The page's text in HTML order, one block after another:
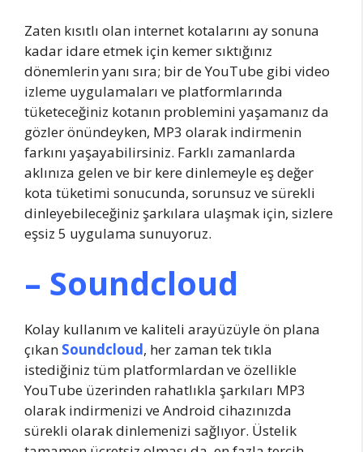
Zaten kısıtlı olan internet kotalarını ay sonuna
kadar idare etmek için kemer sıktığınız
dönemlerin yanı sıra; bir de YouTube gibi video
izleme uygulamaları ve platformlarında
tüketeceğiniz kotanın problemini yaşamanız da
gözler önündeyken, MP3 olarak indirmenin
farkını yaşayabilirsiniz. Farklı zamanlarda
aklınıza gelen ve bir kere dinlemeyle eş değer
kota tüketimi sonucunda, sorunsuz ve sürekli
dinleyebileceğiniz şarkılara ulaşmak için, sizlere
eşsiz 5 uygulama sunuyoruz.
– Soundcloud
Kolay kullanım ve kaliteli arayüzüyle ön plana
çıkan Soundcloud, her zaman tek tıkla
istediğiniz tüm platformlardan ve özellikle
YouTube üzerinden rahatlıkla şarkıları MP3
olarak indirmenizi ve Android cihazınızda
sürekli olarak dinlemenizi sağlıyor. Üstelik